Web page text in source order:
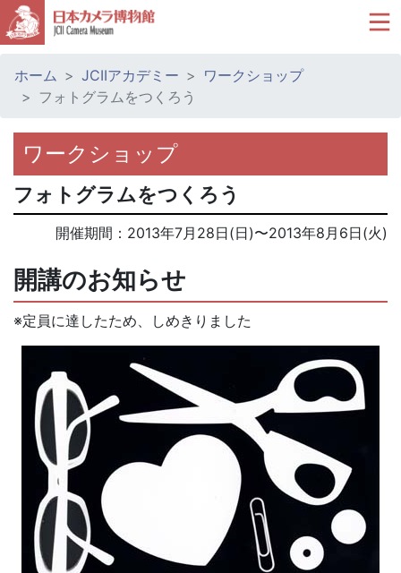
ホーム JCIIアカデミー
ワークショップ
フォトグラムをつくろう
ワークショップ
フォトグラムをつくろう
開催期間： 2013年7月28日(日)〜2013年8月6日(火)
開講のお知らせ
※定員に達したため、しめきりました